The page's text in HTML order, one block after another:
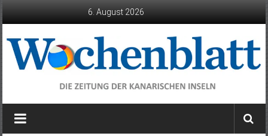
6. August 2026
Wochenblatt
die